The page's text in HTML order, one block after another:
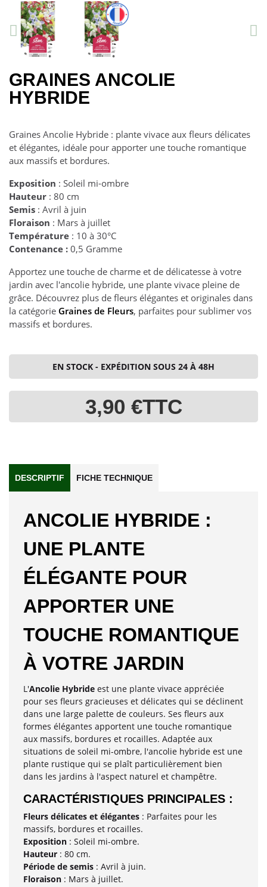
GRAINES ANCOLIE
HYBRIDE
Graines Ancolie Hybride : plante vivace aux fleurs délicates
et élégantes, idéale pour apporter une touche romantique
aux massifs et bordures.
Exposition : Soleil mi-ombre
Hauteur : 80 cm
Semis : Avril à juin
Floraison : Mars à juillet
Température : 10 à 30°C
Contenance : 0,5 Gramme
Apportez une touche de charme et de délicatesse à votre
jardin avec l'ancolie hybride, une plante vivace pleine de
grâce. Découvrez plus de fleurs élégantes et originales dans
la catégorie Graines de Fleurs, parfaites pour sublimer vos
massifs et bordures.
EN STOCK - EXPÉDITION SOUS 24 À 48H
3,90 €TTC
DESCRIPTIF FICHE TECHNIQUE
ANCOLIE HYBRIDE :
UNE PLANTE
ÉLÉGANTE POUR
APPORTER UNE
TOUCHE ROMANTIQUE
À VOTRE JARDIN
L'Ancolie Hybride est une plante vivace appréciée
pour ses fleurs gracieuses et délicates qui se déclinent
dans une large palette de couleurs. Ses fleurs aux
formes élégantes apportent une touche romantique
aux massifs, bordures et rocailles. Adaptée aux
situations de soleil mi-ombre, l'ancolie hybride est une
plante rustique qui se plaît particulièrement bien
dans les jardins à l'aspect naturel et champêtre.
CARACTÉRISTIQUES PRINCIPALES :
Fleurs délicates et élégantes : Parfaites pour les
massifs, bordures et rocailles.
Exposition : Soleil mi-ombre.
Hauteur : 80 cm.
Période de semis : Avril à juin.
Floraison : Mars à juillet.